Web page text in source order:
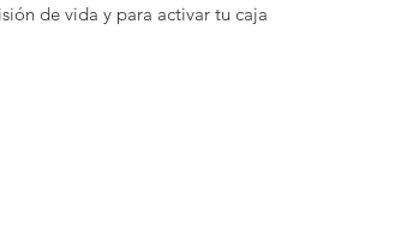
de vida y para activar tu caja